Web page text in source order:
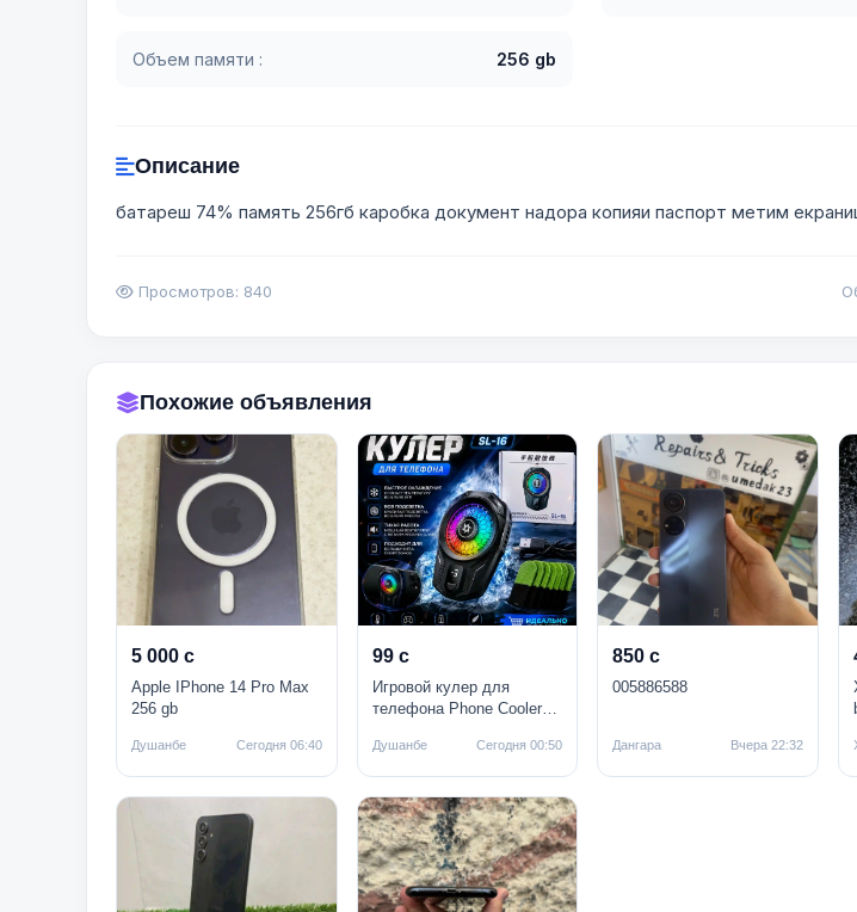
Объем памяти : 256 gb
Описание
батареш 74% память 256гб каробка документ надора копияи паспорт метим
Просмотров: 840
Похожие объявления
5 000 с
Apple IPhone 14 Pro Max
256 gb
Душанбе Сегодня 06:40
99 с
Игровой кулер для
телефона Phone Cooler
Душанбе Сегодня 00:50
850 с
005886588
Дангара Вчера 22:32